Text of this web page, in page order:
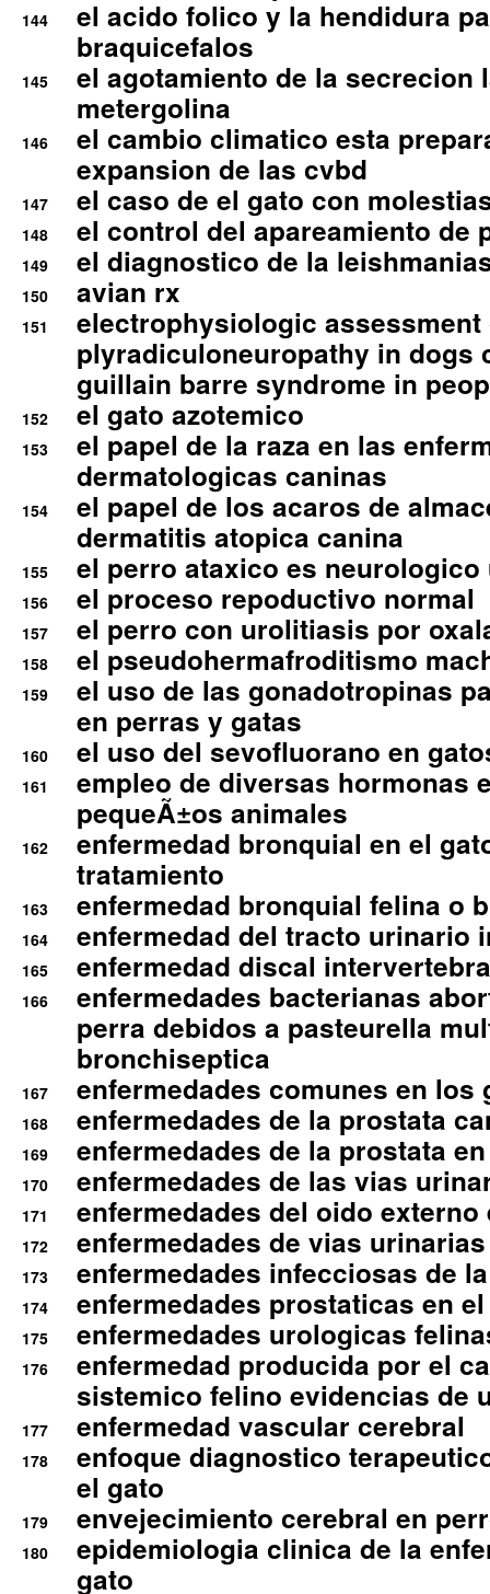
144
el acido folico y la hendidura
braquicefalos
145
el agotamiento de la secrecion
metergolina
146
el cambio climatico esta
expansion de las cvbd
147 el caso de el gato con
148 el control del apareamiento de
149 el diagnostico de la
150 avian rx
151
electrophysiologic assessment
plyradiculoneuropathy in dogs
guillain barre syndrome in
152 el gato azotemico
153
el papel de la raza en las
dermatologicas caninas
154
el papel de los acaros de
dermatitis atopica canina
155 el perro ataxico es
156 el proceso repoductivo normal
157 el perro con urolitiasis por
158 el pseudohermafroditismo
159
el uso de las gonadotropinas
en perras y gatas
160 el uso del sevofluorano en
161
empleo de diversas hormonas
pequeÃ±os animales
162
enfermedad bronquial en el
tratamiento
163 enfermedad bronquial felina o
164 enfermedad del tracto urinario
165 enfermedad discal
166
enfermedades bacterianas
perra debidos a pasteurella
bronchiseptica
167 enfermedades comunes en los
168 enfermedades de la prostata
169 enfermedades de la prostata
170 enfermedades de las vias
171 enfermedades del oido
172 enfermedades de vias
173 enfermedades infecciosas de
174 enfermedades prostaticas en
175 enfermedades urologicas
176
enfermedad producida por el
sistemico felino evidencias de
177 enfermedad vascular cerebral
178
enfoque diagnostico
el gato
179 envejecimiento cerebral en
180
epidemiologia clinica de la
gato